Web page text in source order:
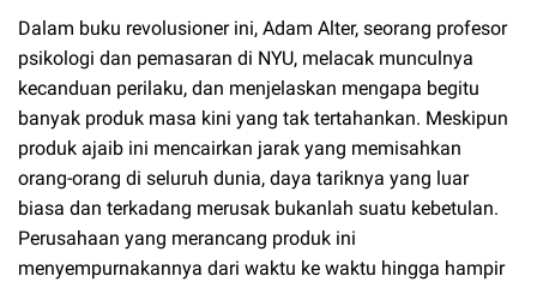
Dalam buku revolusioner ini, Adam Alter, seorang profesor
psikologi dan pemasaran di NYU, melacak munculnya
kecanduan perilaku, dan menjelaskan mengapa begitu
banyak produk masa kini yang tak tertahankan. Meskipun
produk ajaib ini mencairkan jarak yang memisahkan
orang-orang di seluruh dunia, daya tariknya yang luar
biasa dan terkadang merusak bukanlah suatu kebetulan.
Perusahaan yang merancang produk ini
menyempurnakannya dari waktu ke waktu hingga hampir